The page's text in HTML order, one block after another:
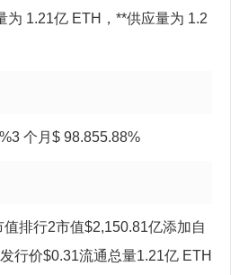
为 1.21亿 ETH，**供应量为 1.2
个月$ 98.855.88%
排行2市值$2,150.81亿添加自
行价$0.31流通总量1.21亿 ETH